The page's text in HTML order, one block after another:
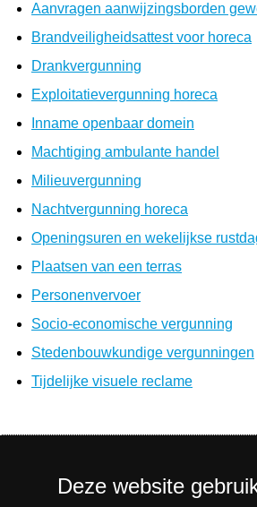
Aanvragen aanwijzingsborden
Brandveiligheidsattest voor horeca
Drankvergunning
Exploitatievergunning horeca
Inname openbaar domein
Machtiging ambulante handel
Milieuvergunning
Nachtvergunning horeca
Openingsuren en wekelijkse
Plaatsen van een terras
Personenvervoer
Socio-economische vergunning
Stedenbouwkundige vergunningen
Tijdelijke visuele reclame
Deze website